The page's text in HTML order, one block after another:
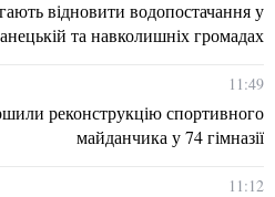
відновити водопостачання у
та навколишніх громадах
11:49
реконструкцію спортивного
майданчика у 74 гімназії
11:12